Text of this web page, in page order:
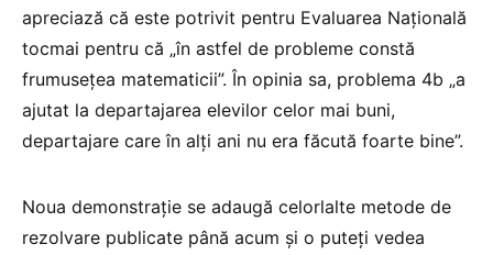
apreciază că este potrivit pentru Evaluarea Națională
tocmai pentru că „în astfel de probleme constă
frumusețea matematicii”. În opinia sa, problema 4b „a
ajutat la departajarea elevilor celor mai buni,
departajare care în alți ani nu era făcută foarte bine”.
Noua demonstrație se adaugă celorlalte metode de
rezolvare publicate până acum și o puteți vedea